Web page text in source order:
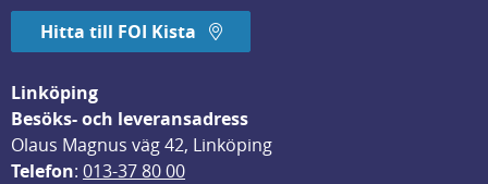
Hitta till FOI Kista
Linköping
Besöks- och leveransadress
Olaus Magnus väg 42, Linköping
Telefon: 013-37 80 00